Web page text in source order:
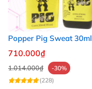
Popper Pig Sweat 30ml
710.000₫
1.014.000₫
-30%
(228)